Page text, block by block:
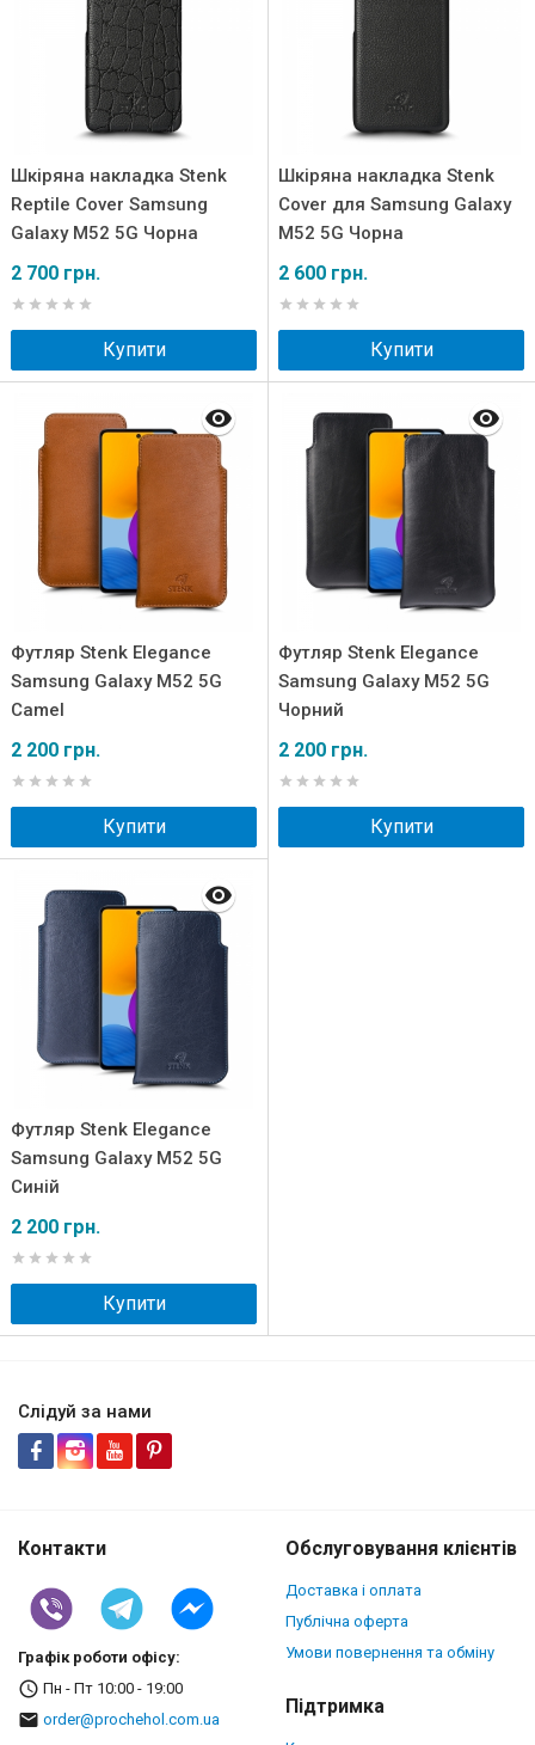
Шкіряна накладка Stenk
Reptile Cover Samsung
Galaxy M52 5G Чорна
2 700 грн.
Купити
Шкіряна накладка Stenk
Cover для Samsung Galaxy
M52 5G Чорна
2 600 грн.
Купити
Футляр Stenk Elegance
Samsung Galaxy M52 5G
Camel
2 200 грн.
Купити
Футляр Stenk Elegance
Samsung Galaxy M52 5G
Чорний
2 200 грн.
Купити
Футляр Stenk Elegance
Samsung Galaxy M52 5G
Синій
2 200 грн.
Купити
Слідуй за нами
Контакти
Графік роботи офісу:
Пн - Пт 10:00 - 19:00
order@prochehol.com.ua
Обслуговування клієнтів
Доставка і оплата
Публічна оферта
Умови повернення та обміну
Підтримка